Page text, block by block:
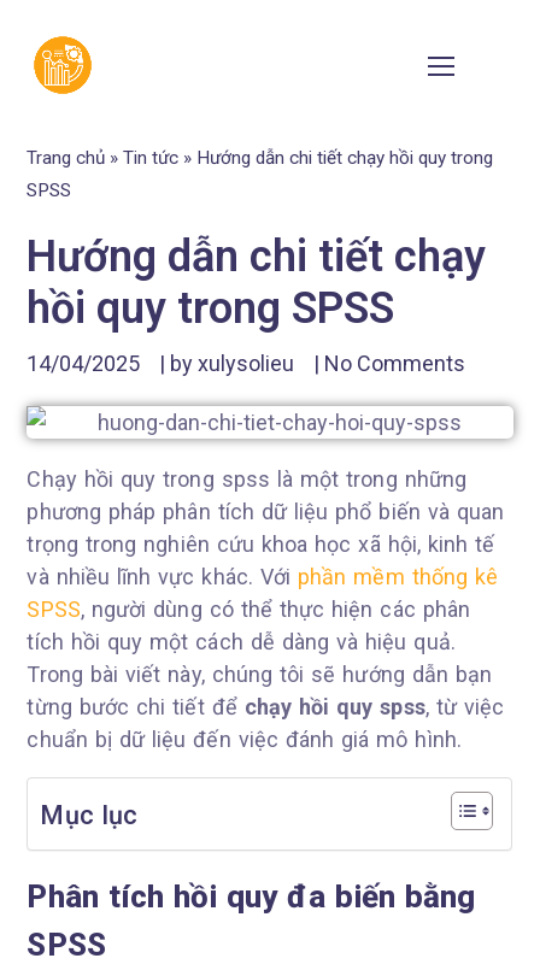
Trang chủ »Tin tức » Hướng dẫn chi tiết chạy hồi quy trong
SPSS
Hướng dẫn chi tiết chạy
hồi quy trong SPSS
14/04/2025 | byxulysolieu | No Comments
Chạy hồi quy trong spss là một trong những
phương pháp phân tích dữ liệu phổ biến và quan
trọng trong nghiên cứu khoa học xã hội, kinh tế
và nhiều lĩnh vực khác. Với phần mềm thống kê
SPSS, người dùng có thể thực hiện các phân
tích hồi quy một cách dễ dàng và hiệu quả.
Trong bài viết này, chúng tôi sẽ hướng dẫn bạn
từng bước chi tiết để chạy hồi quy spss, từ việc
chuẩn bị dữ liệu đến việc đánh giá mô hình.
Mục lục
Phân tích hồi quy đa biến bằng
SPSS